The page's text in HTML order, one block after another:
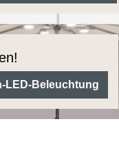
LED-Beleuchtung